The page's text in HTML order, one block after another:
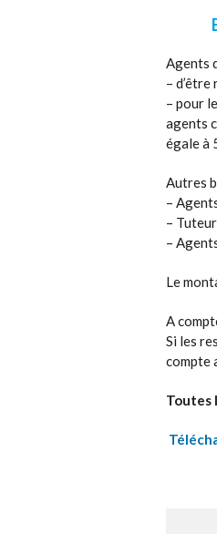
Agents
–
– pour
agents
égale à
Autres
–
–
–
Le
A
Si les
compte
Toutes